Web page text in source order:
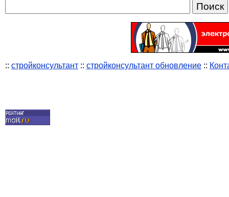
:: стройконсультант :: стройконсультант обновление ::